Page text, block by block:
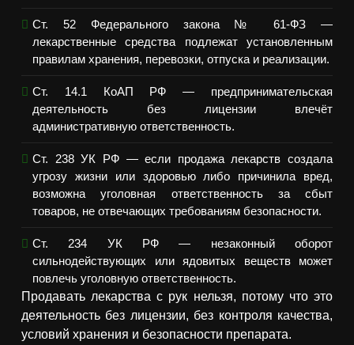
Ст. 52 Федерального закона № 61-ФЗ —
лекарственные средства подлежат установленным
правилам хранения, перевозки, отпуска и реализации.
Ст. 14.1 КоАП РФ — предпринимательская
деятельность без лицензии влечёт
административную ответственность.
Ст. 238 УК РФ — если продажа лекарств создала
угрозу жизни или здоровью либо причинила вред,
возможна уголовная ответственность за сбыт
товаров, не отвечающих требованиям безопасности.
Ст. 234 УК РФ — незаконный оборот
сильнодействующих или ядовитых веществ может
повлечь уголовную ответственность.
Продавать лекарства с рук нельзя, потому что это
деятельность без лицензии, без контроля качества,
условий хранения и безопасности препарата.